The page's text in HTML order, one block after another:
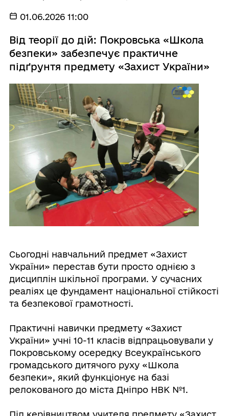
01.06.2026 11:00
Від теорії до дій: Покровська «Школа
безпеки» забезпечує практичне
підґрунтя предмету «Захист України»
Сьогодні навчальний предмет «Захист
України» перестав бути просто однією з
дисциплін шкільної програми. У сучасних
реаліях це фундамент національної стійкості
та безпекової грамотності.
Практичні навички предмету «Захист
України» учні 10-11 класів відпрацьовували у
Покровському осередку Всеукраїнського
громадського дитячого руху «Школа
безпеки», який функціонує на базі
релокованого до міста Дніпро НВК №1.